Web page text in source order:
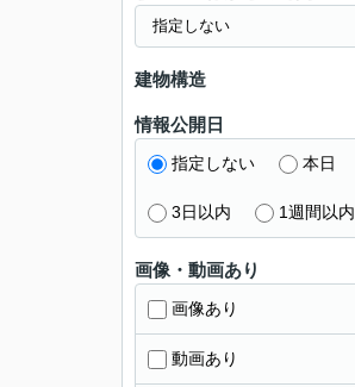
建物構造
情報公開日
指定しない 本日
3日以内 1週間以内
画像・動画あり
画像あり
動画あり